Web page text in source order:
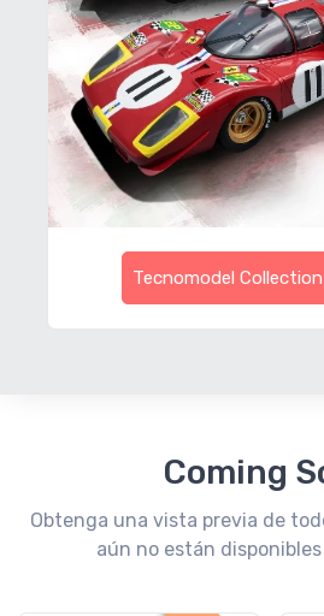
Tecnomodel
Coming
Obtenga una vista previa de
aún no están